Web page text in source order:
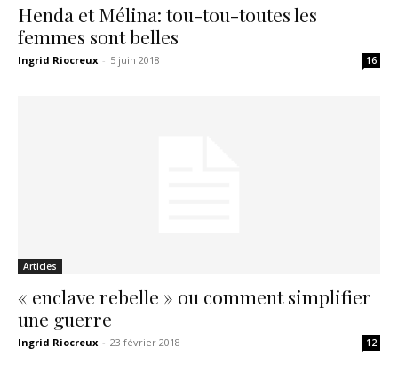
Henda et Mélina: tou-tou-toutes les
femmes sont belles
Ingrid Riocreux - 5 juin 2018 16
Articles
« enclave rebelle » ou comment simplifier
une guerre
Ingrid Riocreux - 23 février 2018 12